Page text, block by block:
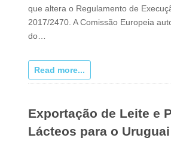
que altera o Regulamento de
2017/2470. A Comissão Europeia
do…
Read more...
Exportação de Leite e
Lácteos para o Uruguai